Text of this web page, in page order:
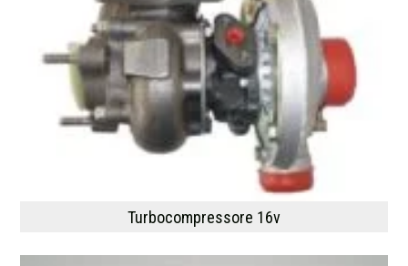
Turbocompressore 16v